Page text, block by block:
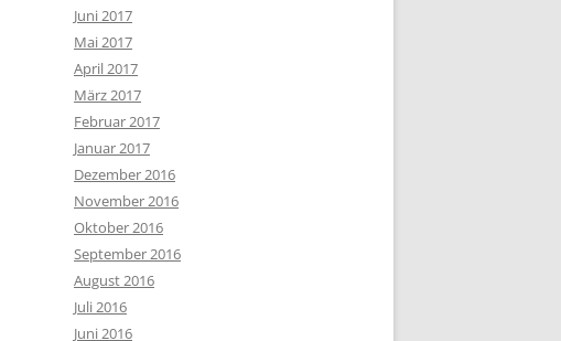
Juni 2017
Mai 2017
April 2017
März 2017
Februar 2017
Januar 2017
Dezember 2016
November 2016
Oktober 2016
September 2016
August 2016
Juli 2016
Juni 2016